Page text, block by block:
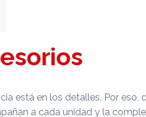
está en los detalles. Por eso,
a cada unidad y la